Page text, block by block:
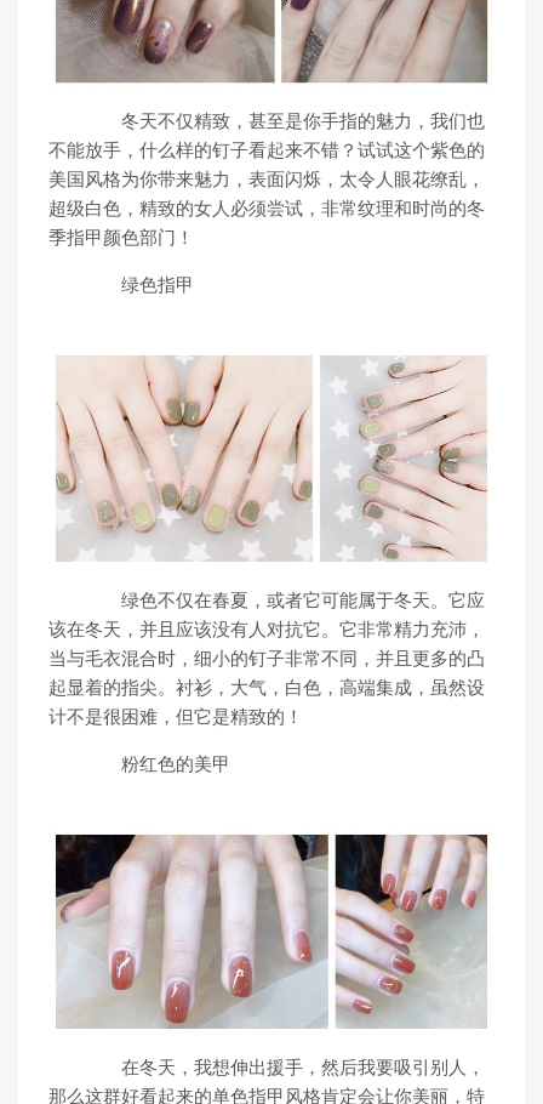
冬天不仅精致，甚至是你手指的魅力，我们也
不能放手，什么样的钉子看起来不错？试试这个紫色的
美国风格为你带来魅力，表面闪烁，太令人眼花缭乱，
超级白色，精致的女人必须尝试，非常纹理和时尚的冬
季指甲颜色部门！
绿色指甲
绿色不仅在春夏，或者它可能属于冬天。它应
该在冬天，并且应该没有人对抗它。它非常精力充沛，
当与毛衣混合时，细小的钉子非常不同，并且更多的凸
起显着的指尖。衬衫，大气，白色，高端集成，虽然设
计不是很困难，但它是精致的！
粉红色的美甲
在冬天，我想伸出援手，然后我要吸引别人，
那么这群好看起来的单色指甲风格肯定会让你美丽，特